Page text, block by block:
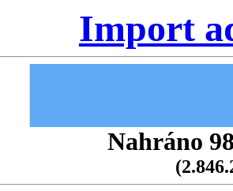
Import
Nahráno